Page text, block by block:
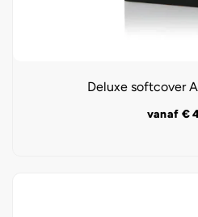
Deluxe softcover
vanaf €